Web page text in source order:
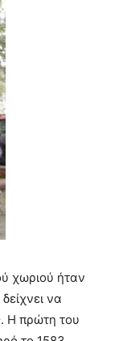
χωριού ήταν
να
Η πρώτη του